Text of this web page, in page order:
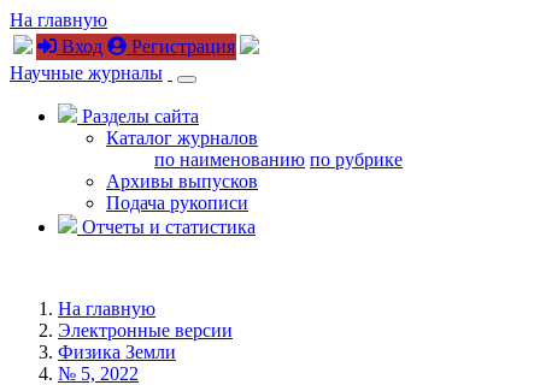
На главную
Вход
Регистрация
Научные журналы
Разделы сайта
Каталог журналов
по наименованию по рубрике
Архивы выпусков
Подача рукописи
Отчеты и статистика
На главную
Электронные версии
Физика Земли
№ 5, 2022